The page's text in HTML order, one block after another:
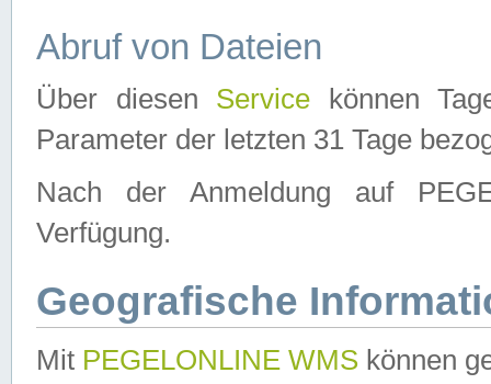
Abruf von Dateien
Über diesen Service können
Parameter der letzten 31 Tage
Nach der Anmeldung auf
Verfügung.
Geografische
Mit PEGELONLINE WMS können